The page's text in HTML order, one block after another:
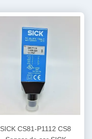
SICK CS81-P1112 CS8